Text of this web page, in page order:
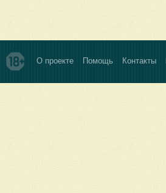
О проекте Помощь Контакты